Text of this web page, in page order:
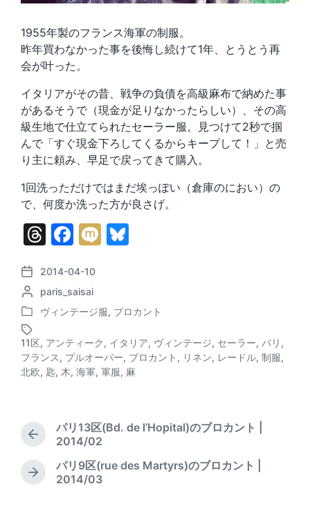
1955年製のフランス海軍の制服。
昨年買わなかった事を後悔し続けて1年、とうとう再
会が叶った。
イタリアがその昔、戦争の負債を高級麻布で納めた事
があるそうで（現金が足りなかったらしい）、その高
級生地で仕立てられたセーラー服。見つけて2秒で掴
んで「すぐ現金下ろしてくるからキープして！」と売
り主に頼み、早足で戻ってきて購入。
1回洗っただけではまだ埃っぽい（倉庫のにおい）の
で、何度か洗った方が良さげ。
T
e
a
d
s
F
c
e
b
o
o
M
k
y
P
o
s
t
d
t
e
2014-04-10
P
o
t
e
d
b
paris_saisai
P
o
s
t
e
ヴィンテージ服, ブロカント
T
a
d
w
t
11区, アンティーク, イタリア, ヴィンテージ, セーラー, パリ ,
フランス, プルオーバー, ブロカント , リネン, レードル, 制服,
北欧, 匙, 木, 海軍, 軍服, 麻
P
e
v
パリ13区(Bd. de l’Hopital)のブロカント |
2014/02
N
パリ9区(rue des Martyrs)のブロカント |
2014/03